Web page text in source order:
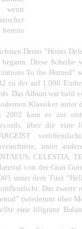
wenn
bereits
Demo “Horns
Diese
To the Horned“
zu der auf 1.000
Das Album war bald
Klassiker unter
2002 kam es zur
über die eine
unter
CELESTIA,
von der Goat
unter dem Titel
Das zweite
(wiederum über
eine filigrane